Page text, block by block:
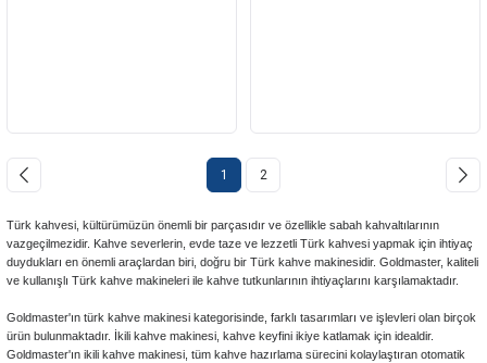
1 2
Türk kahvesi, kültürümüzün önemli bir parçasıdır ve özellikle sabah kahvaltılarının
vazgeçilmezidir. Kahve severlerin, evde taze ve lezzetli Türk kahvesi yapmak için ihtiyaç
duydukları en önemli araçlardan biri, doğru bir Türk kahve makinesidir. Goldmaster, kaliteli
ve kullanışlı Türk kahve makineleri ile kahve tutkunlarının ihtiyaçlarını karşılamaktadır.
Goldmaster'ın türk kahve makinesi kategorisinde, farklı tasarımları ve işlevleri olan birçok
ürün bulunmaktadır. İkili kahve makinesi, kahve keyfini ikiye katlamak için idealdir.
Goldmaster'ın ikili kahve makinesi, tüm kahve hazırlama sürecini kolaylaştıran otomatik